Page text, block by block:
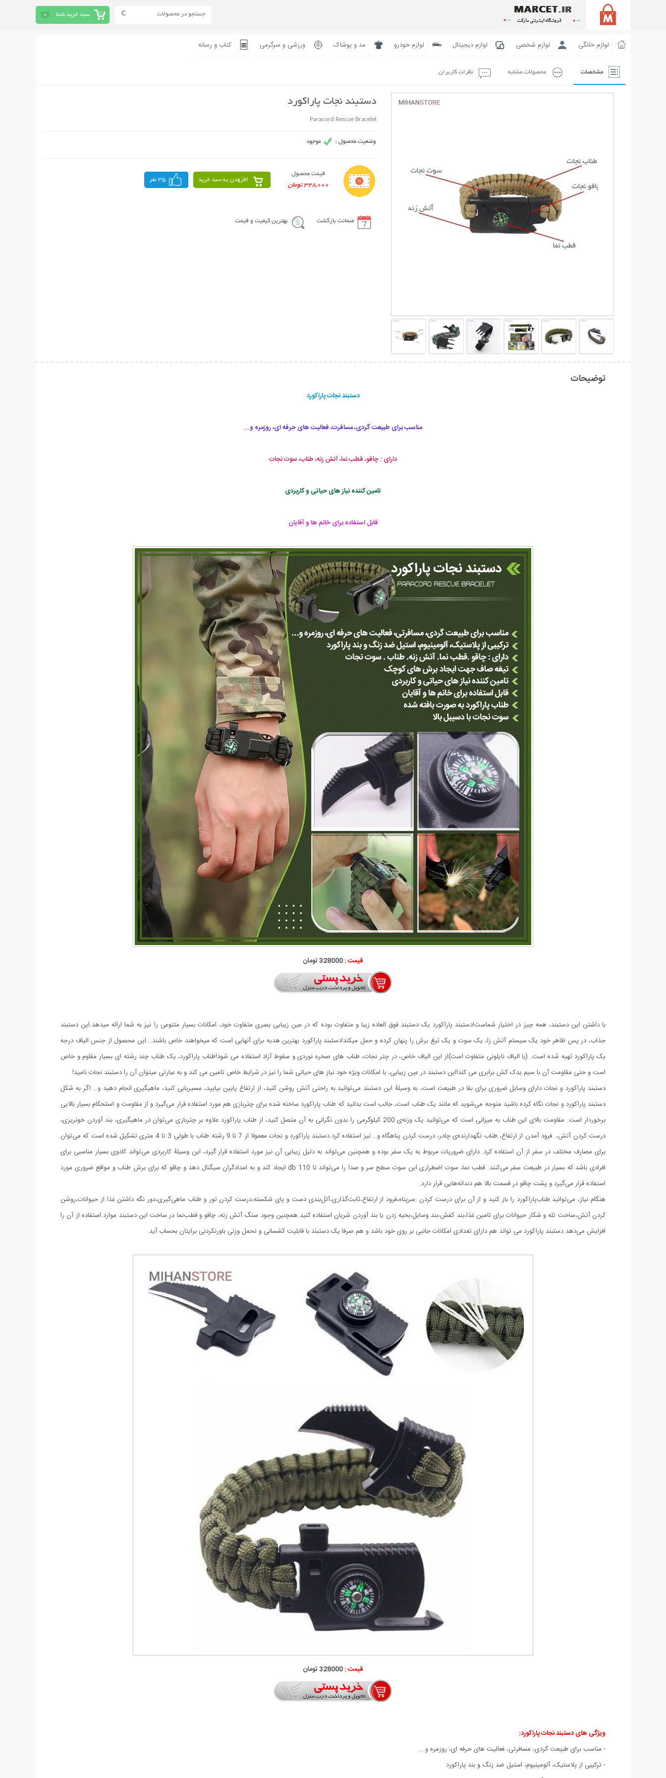
سبد خرید شما 0
لوازم خانگی لوازم شخصی لوازم دیجیتال لوازم خودرو مد و پوشاک ورزشی و سرگرمی کتاب و رسانه
مشخصات محصولات مشابه نظرات کاربران
دستبند نجات پاراکورد
Paracord Rescue Bracelet
قیمت محصول
328,000 تومان
افزودن به سبد خرید 35 نفر
ضمانت بازگشت بهترین کیفیت و قیمت
توضیحات
دستبند نجات پاراکورد
مناسب برای طبیعت گردی، مسافرت، فعالیت های حرفه ای، روزمره و...
دارای : چاقو، قطب نما، آتش زنه، طناب، سوت نجات
تامین کننده نیاز های حیاتی و کاربردی
قابل استفاده برای خانم ها و آقایان
قیمت :328000 تومان
با داشتن این دستبند، همه چیز در اختیار شماست!دستبند پاراکورد یک دستبند فوق العاده زیبا و متفاوت بوده که در عین زیبایی بصری متفاوت خود، امکانات بسیار متنوعی را نیز به شما ارائه میدهد.این دستبند
جذاب، در پس ظاهر خود یک سیستم آتش زا، یک سوت و یک تیغ برش را پنهان کرده و حمل میکند!دستبند پاراکورد بهترین هدیه برای آنهایی است که میخواهند خاص باشند...این محصول از جنس الیاف درجه
یک پاراکورد تهیه شده است. (با الیاف نایلونی متفاوت است)از این الیاف خاص، در چتر نجات، طناب های صخره نوردی و سقوط آزاد استفاده می شود!طناب پاراکورد، یک طناب چند رشته ای بسیار مقاوم و خاص
است و حتی مقاومت آن با سیم یدک کش برابری می کند!این دستبند در عین زیبایی، با امکانات ویژه خود نیاز های حیاتی شما را نیز در شرایط خاص تامین می کند و به عبارتی میتوان آن را دستبند نجات نامید!
دستبند پاراکورد و نجات دارای وسایل ضروری برای بقا در طبیعت است، به وسیلۀ این دستبند می‌‌توانید به راحتی آتش روشن کنید، از ارتفاع پایین بیایید، مسیریابی کنید، ماهیگیری انجام دهید و… اگر به شکل
دستبند پاراکورد و نجات نگاه کرده باشید متوجه می‌‌شوید که مانند یک طناب است، جالب است بدانید که طناب پاراکورد ساخته شده برای چتربازی هم مورد استفاده قرار می‌‌گیرد و از مقاومت و استحکام بسیار بالایی
برخوردار است. مقاومت بالای این طناب به میزانی است که می‌‌توانید یک وزنه‌‌ی 200 کیلوگرمی را بدون نگرانی به آن متصل کنید، از طناب پاراکورد علاوه بر چتربازی می‌‌توان در ماهیگیری، بند آوردن خونریزی،
درست کردن آتش، فرود آمدن از ارتفاع، طناب نگهدارنده‌‌‌‌ی چادر، درست کردن پناهگاه و… نیز استفاده کرد.دستبند پاراکورد و نجات معمولا از 7 تا 9 رشته طناب با طولی 3 تا 4 متری تشکیل شده است که می‌‌توان
برای مصارف مختلف در سفر از آن استفاده کرد. دارای ضروریات مربوط به یک سفر بوده و همچنین می‌‌تواند به دلیل زیبایی آن نیز مورد استفاده قرار گیرد، این وسیلۀ کاربردی می‌‌تواند کادوی بسیار مناسبی برای
افرادی باشد که بسیار در طبیعت سفر می‌‌کنند. قطب نما، سوت اضطراری این سوت سطح سر و صدا را می‌تواند تا 110 db ایجاد کند و به امدادگران سیگنال دهد و چاقو که برای برش طناب و مواقع ضروری مورد
استفاده قرار می‌گیرد و پشت چاقو در قسمت بالا هم دندانه‌هایی قرار دارد.
هنگام نیاز، می‌توانید طناب‌پاراکورد را باز کنید و از آن برای درست کردن :سرپناه،فرود از ارتفاع،ثابت‌گذاری،آتل‌بندی دست و پای شکسته،درست کردن تور و طناب ماهی‌گیری،دور نگه داشتن غذا از حیوانات،روشن
کردن آتش،ساخت تله و شکار حیوانات برای تامین غذا،بند کفش،بند وسایل،بخیه زدن یا بند آوردن شریان استفاده کنید.همچنین وجود سنگ آتش زنه، چاقو و قطب‌نما در ساخت این دستبند موارد استفاده از آن را
افزایش می‌دهد.دستبند پاراکورد می تواند هم دارای تعدادی امکانات جانبی بر روی خود باشد و هم صرفا یک دستبند با قابلیت کشسانی و تحمل وزنی باورنکردنی برایتان بحساب آید.
قیمت :328000 تومان
ویژگی های دستبند نجات پاراکورد:
- مناسب برای طبیعت گردی، مسافرتی، فعالیت های حرفه ای، روزمره و...
- ترکیبی از پلاستیک، آلومینیوم، استیل ضد زنگ و بند پاراکورد